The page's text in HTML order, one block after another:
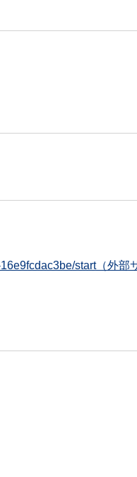
start（外部